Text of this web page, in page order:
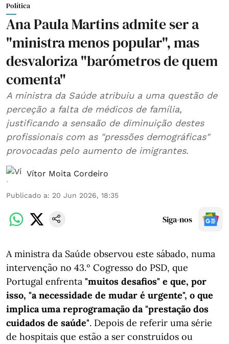
Política
Ana Paula Martins admite ser a
"ministra menos popular", mas
desvaloriza "barómetros de quem
comenta"
A ministra da Saúde atribuiu a uma questão de
perceção a falta de médicos de família,
justificando a sensaão de diminuição destes
profissionais com as "pressões demográficas"
provocadas pelo aumento de imigrantes.
Vítor Moita Cordeiro
Publicado a: 20 Jun 2026, 18:35
Siga-nos
A ministra da Saúde observou este sábado, numa
intervenção no 43.º Cogresso do PSD, que
Portugal enfrenta "muitos desafios" e que, por
isso, "a necessidade de mudar é urgente", o que
implica uma reprogramação da "prestação dos
cuidados de saúde". Depois de referir uma série
de hospitais que estão a ser construídos ou